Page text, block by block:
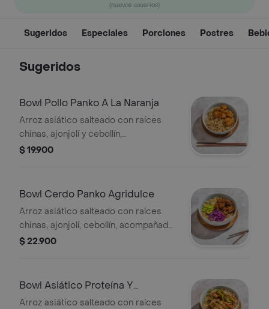
(nuevos usuarios)
Sugeridos Especiales Porciones Postres
Sugeridos
Bowl Pollo Panko A La Naranja
Arroz asiático salteado con raíces
chinas, ajonjolí y cebollín,
acompañado con pollo panko con
$ 19.900
Bowl Cerdo Panko Agridulce
Arroz asiático salteado con raíces
chinas, ajonjolí, cebollín, acompañado
de cerdo panko y salsa oriental,
$ 22.900
Bowl Asiático Proteína Y
Vegetales
Arroz asiático salteado con raíces